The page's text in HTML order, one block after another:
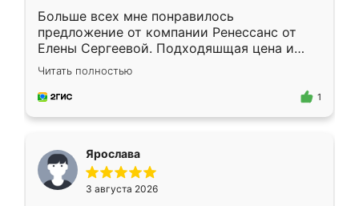
Больше всех мне понравилось
предложение от компании Ренессанс от
Елены Сергеевой. Подходяшщая цена и
короткие сроки изготовления. Приехавший
для замера сотрудник Владислав
предложил по моему эскизу самый
Читать полностью
1
Ярослава
3 августа 2026